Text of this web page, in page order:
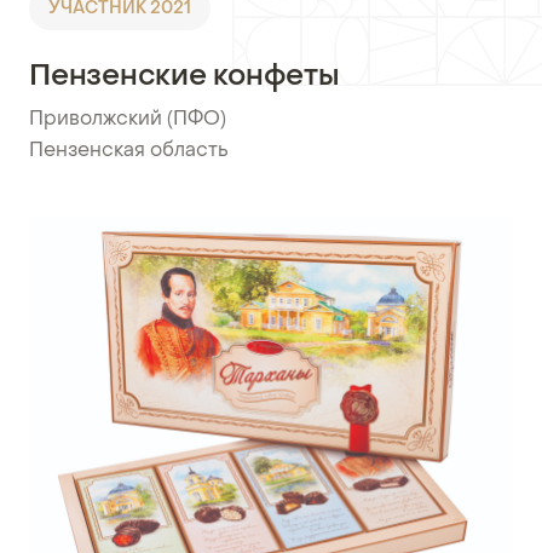
УЧАСТНИК 2021
Пензенские конфеты
Приволжский (ПФО)
Пензенская область